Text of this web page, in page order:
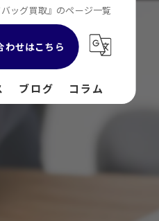
ッグ買取』のページ一覧
わせはこちら
ブログ コラム